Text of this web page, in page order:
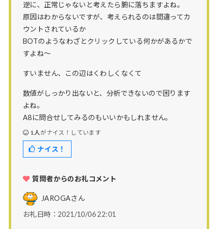
逆に、正常じゃないと考えたら腑に落ちますよね。
原因はわからないですが、考えられるのは間違ってカ
ウントされているか
BOTのようなわざとクリックしている何かがあるかで
すよね〜
すいません、この辺はくわしくなくて
数値がしっかり出ないと、分析できないので困ります
よね。
A8に問合せしてみるのもいいかもしれません。
1人がナイス！しています
ナイス！
質問者からのお礼コメント
JAROGAさん
お礼日時：2021/10/06 22:01